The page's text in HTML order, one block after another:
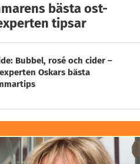
bästa ost-
tipsar
Bubbel, rosé och cider –
Oskars bästa